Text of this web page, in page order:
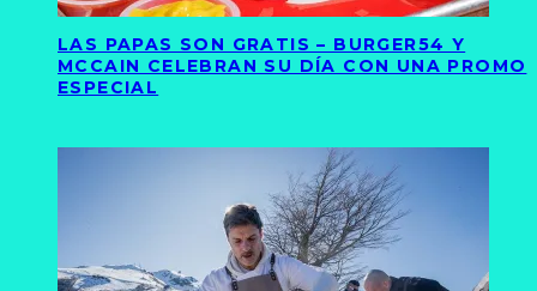
LAS PAPAS SON GRATIS – BURGER54 Y
MCCAIN CELEBRAN SU DÍA CON UNA PROMO
ESPECIAL